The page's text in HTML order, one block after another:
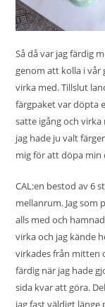
Så då var jag färdig
genom att kolla i vår
virka med. Tillslut
färgpaket var döpta
satte igång och
jag hade ju valt
mig för att döpa min
CAL:en bestod av 6
mellanrum. Jag
alls med och
virka och jag kände
virkades från mitten
färdig när jag hade
sida kvar att göra.
jag fast väldigt länge